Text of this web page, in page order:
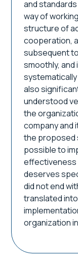
and
way of
structure of
cooperation,
subsequent
smoothly, and
also
understood
the
company and
the proposed
possible to
effectiveness
deserves
did not end
translated
organization